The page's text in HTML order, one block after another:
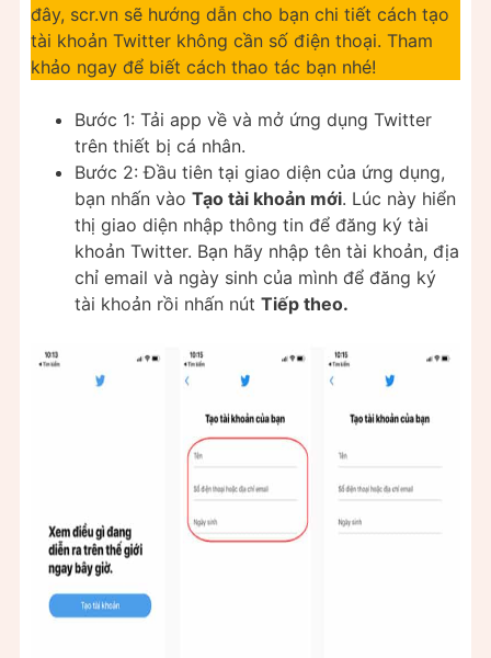
đây, scr.vn sẽ hướng dẫn cho bạn chi tiết cách tạo
tài khoản Twitter không cần số điện thoại. Tham
khảo ngay để biết cách thao tác bạn nhé!
Bước 1: Tải app về và mở ứng dụng Twitter
trên thiết bị cá nhân.
Bước 2: Đầu tiên tại giao diện của ứng dụng,
bạn nhấn vào Tạo tài khoản mới. Lúc này hiển
thị giao diện nhập thông tin để đăng ký tài
khoản Twitter. Bạn hãy nhập tên tài khoản, địa
chỉ email và ngày sinh của mình để đăng ký
tài khoản rồi nhấn nút Tiếp theo.